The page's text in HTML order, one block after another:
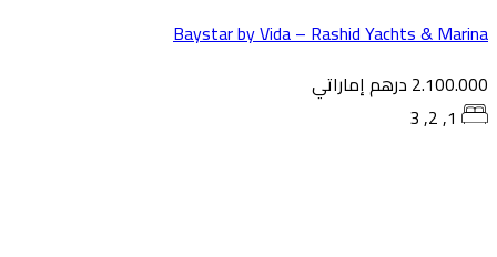
Baystar by Vida – Rashid Yachts &
درهم إماراتي
1, 2, 3